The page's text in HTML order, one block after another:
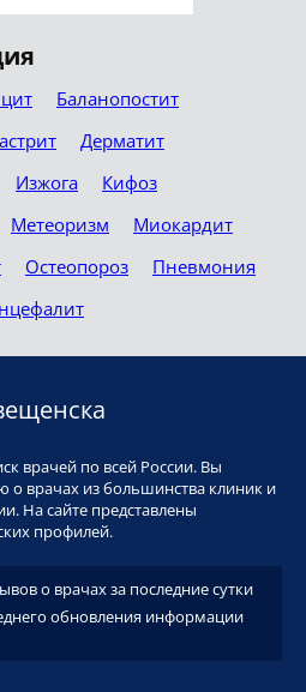
Баланопостит
Дерматит
Изжога
Кифоз
Метеоризм
Миокардит
Остеопороз
Пневмония
врачей по всей России. Вы
врачах из большинства клиник и
На сайте представлены
профилей.
о врачах за последние сутки
обновления информации